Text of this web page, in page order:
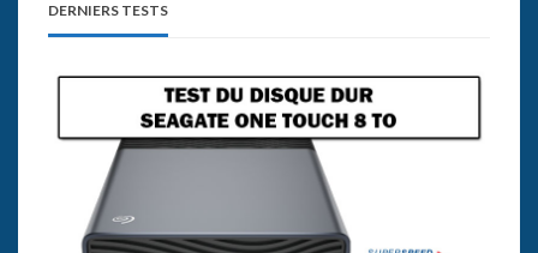
DERNIERS TESTS